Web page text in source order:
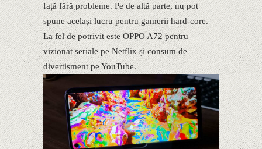
față fără probleme. Pe de altă parte, nu pot
spune același lucru pentru gamerii hard-core.
La fel de potrivit este OPPO A72 pentru
vizionat seriale pe Netflix și consum de
divertisment pe YouTube.